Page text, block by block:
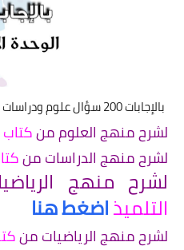
بالإجابات 200 سؤال علوم ودراسات الصف الرابع الابتدائى الترم الاول
لشرح منهج العلوم منكتاب
لشرح منهج الدراسات من
لشرح منهج
التلميذاضغط هنا
لشرح منهج الرياضيات من